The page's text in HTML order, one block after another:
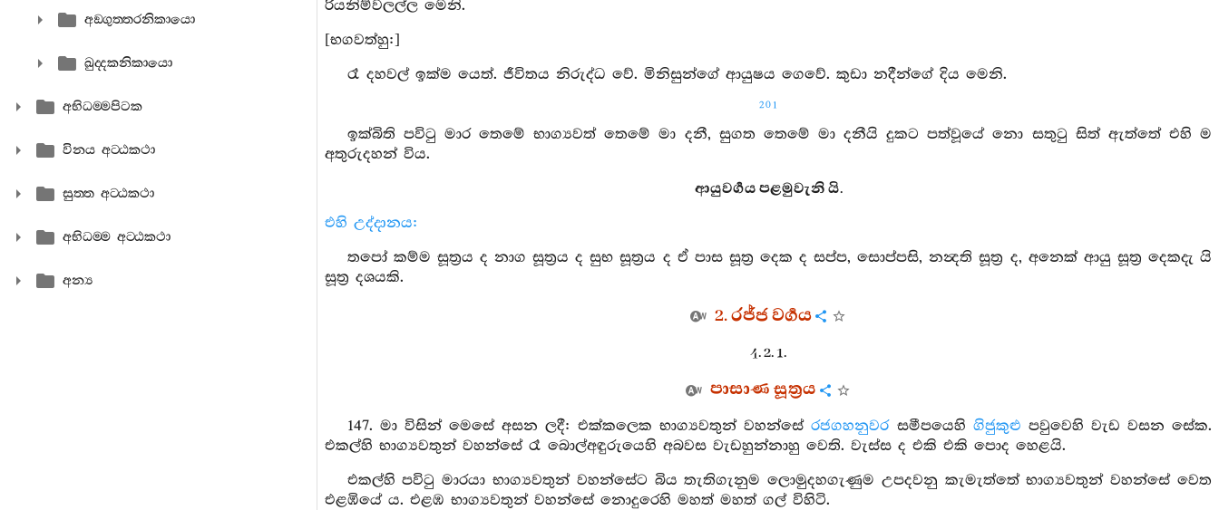
අඞ‍්ගුත‍්තරනිකායො
ඛුද‍්දකනිකායො
අභිධම‍්මපිටක
විනය අට‍්ඨකථා
සුත‍්ත අට‍්ඨකථා
අභිධම‍්ම අට‍්ඨකථා
අන්‍ය
රියනිම්වලල්ල මෙනි.
[භගවත්හු:]
රෑ දහවල් ඉක්ම යෙත්. ජීවිතය නිරුද්ධ වේ. මිනිසුන්ගේ ආයුෂය ගෙවේ. කුඩා නදීන්ගේ දිය මෙනි.
201
ඉක්බිති පවිටු මාර තෙමේ භාග්‍යවත් තෙමේ මා දනී, සුගත තෙමේ මා දනීයි දුකට පත්වූයේ නො සතුටු සිත් ඇත්තේ එහි ම
අතුරුදහන් විය.
ආයුවර්‍ගය පළමුවැනි යි.
එහි උද්දානය:
තපෝ කම්ම සූත්‍රය ද නාග සූත්‍රය ද සුභ සූත්‍රය ද ඒ පාස සූත්‍ර දෙක ද සප්ප, සොප්පසි, නන්‍දති සූත්‍ර ද, අනෙක් ආයු සූත්‍ර දෙකදැ යි
සූත්‍ර දශයකි.
2. රජ්ජ වර්‍ගය
4. 2. 1.
පාසාණ සූත්‍රය
147. මා විසින් මෙසේ අසන ලදී: එක්කලෙක භාග්‍යවතුන් වහන්සේරජගහනුවරසමීපයෙහි ගිජුකුළු පවුවෙහි වැඩ වසන සේක.
එකල්හි භාග්‍යවතුන් වහන්සේ රෑ බොල්අඳුරුයෙහි අබවස වැඩහුන්නාහු වෙති. වැස්ස ද එකි එකි පොද හෙළයි.
එකල්හි පවිටු මාරයා භාග්‍යවතුන් වහන්සේට බිය තැතිගැනුම ලොමුදහගැණුම උපදවනු කැමැත්තේ භාග්‍යවතුන් වහන්සේ වෙත
එළඹියේ ය. එළඹ භාග්‍යවතුන් වහන්සේ නොදුරෙහි මහත් මහත් ගල් විහිටි.